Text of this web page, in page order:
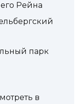
Рейна
парк
в